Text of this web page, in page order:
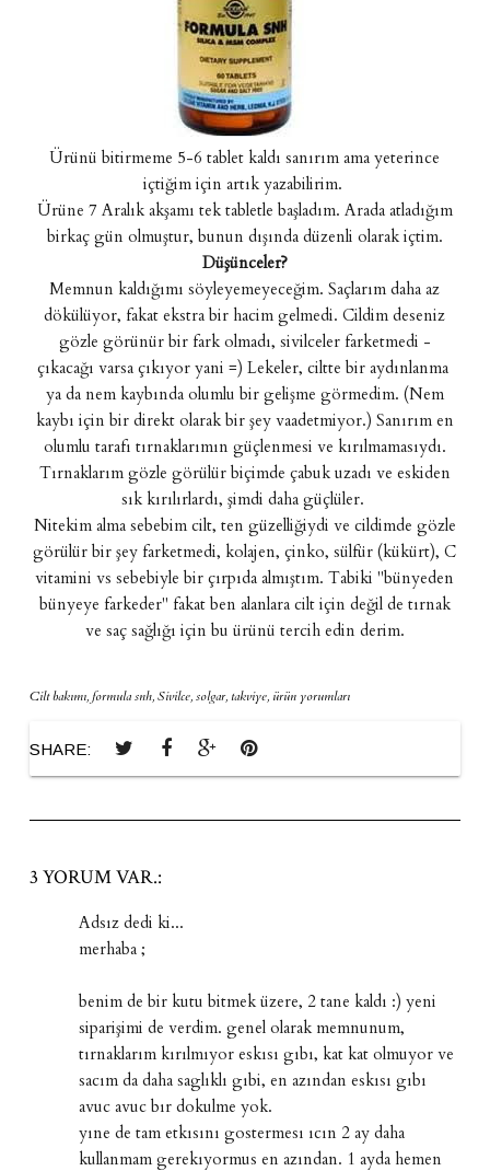
Ürünü bitirmeme 5-6 tablet kaldı sanırım ama yeterince
içtiğim için artık yazabilirim.
Ürüne 7 Aralık akşamı tek tabletle başladım. Arada atladığım
birkaç gün olmuştur, bunun dışında düzenli olarak içtim.
Düşünceler?
Memnun kaldığımı söyleyemeyeceğim. Saçlarım daha az
dökülüyor, fakat ekstra bir hacim gelmedi. Cildim deseniz
gözle görünür bir fark olmadı, sivilceler farketmedi -
çıkacağı varsa çıkıyor yani =) Lekeler, ciltte bir aydınlanma
ya da nem kaybında olumlu bir gelişme görmedim. (Nem
kaybı için bir direkt olarak bir şey vaadetmiyor.) Sanırım en
olumlu tarafı tırnaklarımın güçlenmesi ve kırılmamasıydı.
Tırnaklarım gözle görülür biçimde çabuk uzadı ve eskiden
sık kırılırlardı, şimdi daha güçlüler.
Nitekim alma sebebim cilt, ten güzelliğiydi ve cildimde gözle
görülür bir şey farketmedi, kolajen, çinko, sülfür (kükürt), C
vitamini vs sebebiyle bir çırpıda almıştım. Tabiki "bünyeden
bünyeye farkeder" fakat ben alanlara cilt için değil de tırnak
ve saç sağlığı için bu ürünü tercih edin derim.
Cilt bakımı,formula snh,Sivilce,solgar,takviye, ürün yorumları
SHARE:
3 YORUM VAR.:
Adsız dedi ki...
merhaba ;
benim de bir kutu bitmek üzere, 2 tane kaldı :) yeni
siparişimi de verdim. genel olarak memnunum,
tırnaklarım kırılmıyor eskısı gıbı, kat kat olmuyor ve
sacım da daha saglıklı gıbi, en azından eskısı gıbı
avuc avuc bır dokulme yok.
yıne de tam etkısını gostermesı ıcın 2 ay daha
kullanmam gerekıyormus en azından. 1 ayda hemen